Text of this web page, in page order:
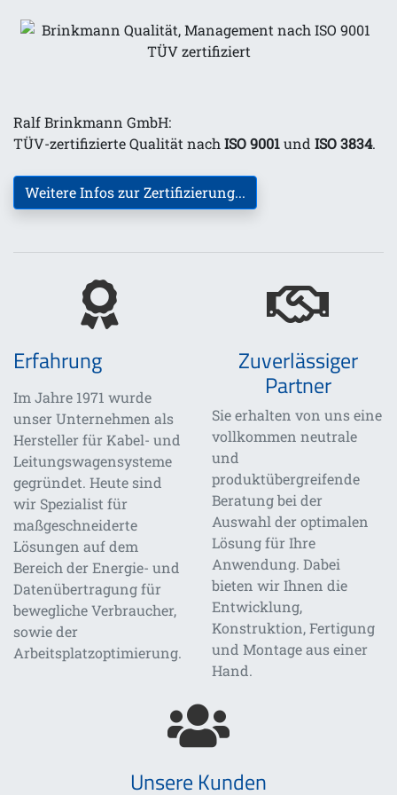
Ralf Brinkmann GmbH:
TÜV-zertifizierte Qualität nachISO 9001und ISO 3834.
Weitere Infos zur Zertifizierung...
Erfahrung
Im Jahre 1971 wurde
unser Unternehmen als
Hersteller für Kabel- und
Leitungswagensysteme
gegründet. Heute sind
wir Spezialist für
maßgeschneiderte
Lösungen auf dem
Bereich der Energie- und
Datenübertragung für
bewegliche Verbraucher,
sowie der
Arbeitsplatzoptimierung.
Zuverlässiger
Partner
Sie erhalten von uns eine
vollkommen neutrale
und
produktübergreifende
Beratung bei der
Auswahl der optimalen
Lösung für Ihre
Anwendung. Dabei
bieten wir Ihnen die
Entwicklung,
Konstruktion, Fertigung
und Montage aus einer
Hand.
Unsere Kunden